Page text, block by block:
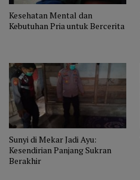
Kesehatan Mental dan
Kebutuhan Pria untuk Bercerita
Sunyi di Mekar Jadi Ayu:
Kesendirian Panjang Sukran
Berakhir